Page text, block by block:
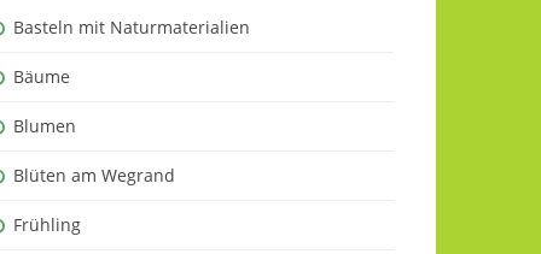
Basteln mit Naturmaterialien
Bäume
Blumen
Blüten am Wegrand
Frühling